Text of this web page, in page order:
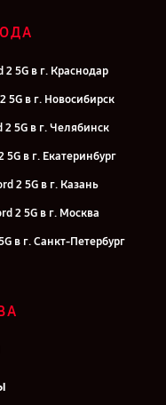
5G в г. Краснодар
5G в г. Новосибирск
5G в г. Челябинск
в г. Екатеринбург
2 5G в г. Казань
2 5G в г. Москва
в г. Санкт-Петербург